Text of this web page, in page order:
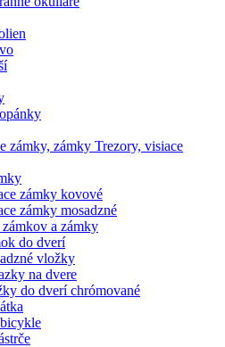
Trezory, visiace
zámky kovové
zámky mosadzné
a zámky
do dverí
vložky
na dvere
do dverí chrómované